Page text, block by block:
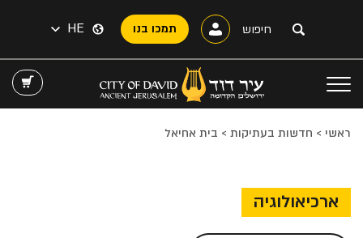
תמכו בנו HE
ראשי > חדשות בעתיקות > בית אחיאל
ארכיאולוגיה